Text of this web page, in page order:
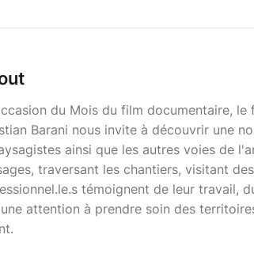
du Mois du film documentaire,
Barani nous invite à découvrir une
ainsi que les autres voies de
traversant les chantiers, visitant
témoignent de leur travail,
attention à prendre soin des